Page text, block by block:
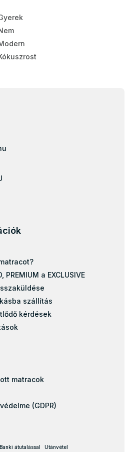
PREMIUM a EXCLUSIVE
szállítás
kérdések
matracok
(GDPR)
Banki átutalással Utánvétel